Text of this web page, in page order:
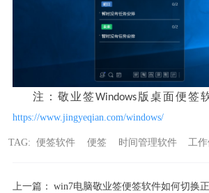
注 ： 敬业签Windows版桌面便签
https://www.jingyeqian.com/windows/
TAG: 便签软件 便签 时间管理软件 工
上一篇： win7电脑敬业签便签软件如何切换